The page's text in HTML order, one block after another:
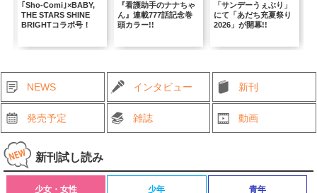
｢Sho-Comi｣×BABY,
THE STARS SHINE
BRIGHTコラボ号！
『看護助手のナナちゃ
ん』連載777話記念巻
頭カラー!!
「サンデーうぇぶり」
にて「あだち充夏祭り
2026」が開幕!!
NEWS インタビュー 新刊
発売予定 雑誌 動画
新刊試し読み
少女・女性 少年 青年